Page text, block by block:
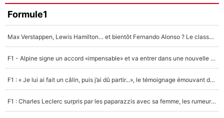
Formule1
Max Verstappen, Lewis Hamilton… et bientôt Fernando Alonso ? Le classement des pilotes les mieux payés en Formule 1 risque de changer !
F1 - Alpine signe un accord «impensable» et va entrer dans une nouvelle dimension : Grande nouvelle pour Pierre Gasly !
F1 : « Je lui ai fait un câlin, puis j’ai dû partir...», le témoignage émouvant de Max Verstappen sur sa fille
F1 : Charles Leclerc surpris par les paparazzis avec sa femme, les rumeurs étaient vraies !